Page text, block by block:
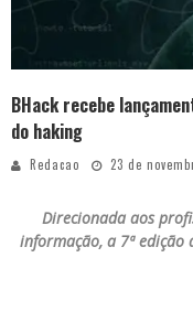
BHack recebe
do haking
Redacao 23 de
Direcionada aos
informação, a 7ª edição